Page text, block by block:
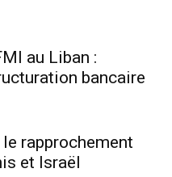
au Liban :
bancaire
le rapprochement
et Israël